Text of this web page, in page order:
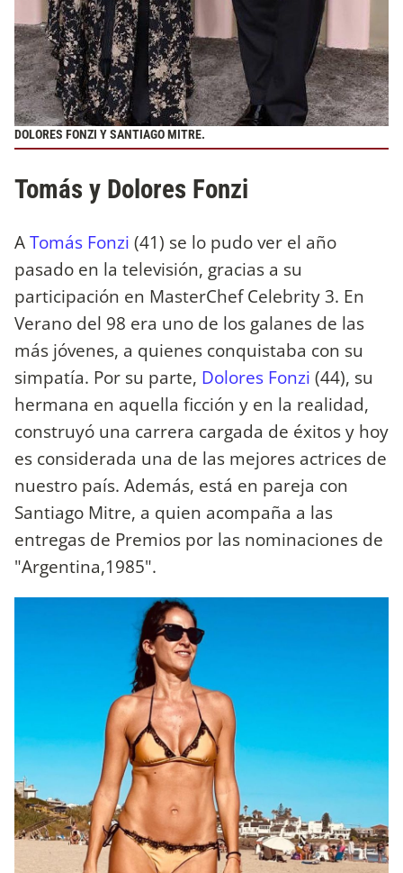
DOLORES FONZI Y SANTIAGO MITRE.
Tomás y Dolores Fonzi
ATomás Fonzi (41) se lo pudo ver el año
pasado en la televisión, gracias a su
participación en MasterChef Celebrity 3. En
Verano del 98 era uno de los galanes de las
más jóvenes, a quienes conquistaba con su
simpatía. Por su parte, Dolores Fonzi (44), su
hermana en aquella ficción y en la realidad,
construyó una carrera cargada de éxitos y hoy
es considerada una de las mejores actrices de
nuestro país. Además, está en pareja con
Santiago Mitre, a quien acompaña a las
entregas de Premios por las nominaciones de
"Argentina,1985".